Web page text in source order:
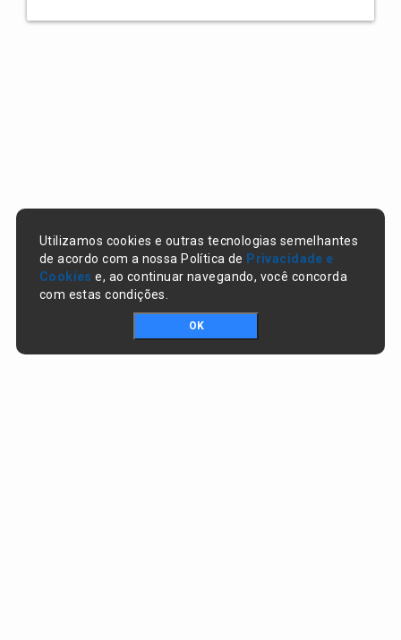
Utilizamos cookies e outras tecnologias semelhantes
de acordo com a nossa Política de Privacidade e
Cookies e, ao continuar navegando, você concorda
com estas condições.
OK